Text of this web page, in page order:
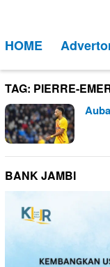
kontenMobile
HOME
TAG: PIERRE-
BANK JAMBI